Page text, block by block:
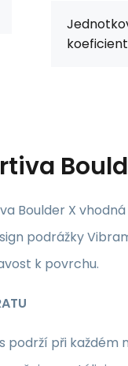
Boulder X
podrážky
k povrchu.
při každém